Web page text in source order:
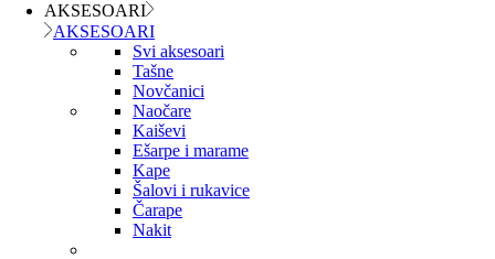
AKSESOARI
AKSESOARI
Svi aksesoari
Tašne
Novčanici
Naočare
Kaiševi
Ešarpe i marame
Kape
Šalovi i rukavice
Čarape
Nakit